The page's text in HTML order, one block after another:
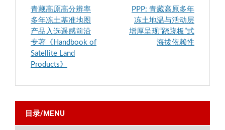
青藏高原高分辨率
多年冻土基准地图
产品入选遥感前沿
专著《Handbook of
Satellite Land
Products》
PPP: 青藏高原多年
冻土地温与活动层
增厚呈现“跷跷板”式
海拔依赖性
目录/MENU